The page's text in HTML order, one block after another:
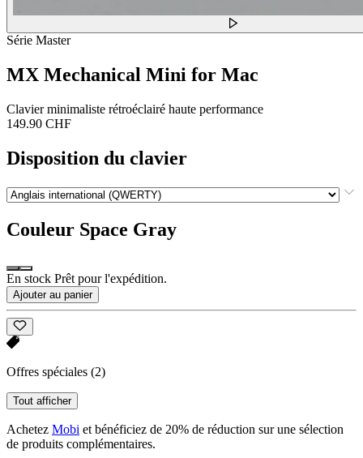
Série Master
MX Mechanical Mini for Mac
Clavier minimaliste rétroéclairé haute performance
149.90 CHF
Disposition du clavier
Couleur Space Gray
En stock Prêt pour l'expédition.
Ajouter au panier
Offres spéciales (2)
Tout afficher
Achetez Mobi et bénéficiez de 20% de réduction sur une sélection
de produits complémentaires.